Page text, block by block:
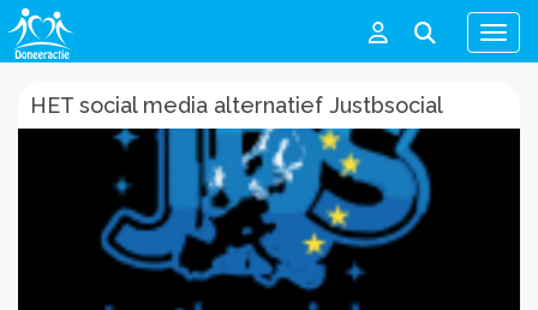
Menu
HET social media alternatief Justbsocial